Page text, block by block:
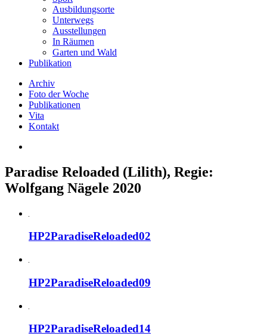
Ausbildungsorte
Unterwegs
Ausstellungen
In Räumen
Garten und Wald
Publikation
Archiv
Foto der Woche
Publikationen
Vita
Kontakt
Paradise Reloaded (Lilith), Regie:
Wolfgang Nägele 2020
HP2ParadiseReloaded02
HP2ParadiseReloaded09
HP2ParadiseReloaded14